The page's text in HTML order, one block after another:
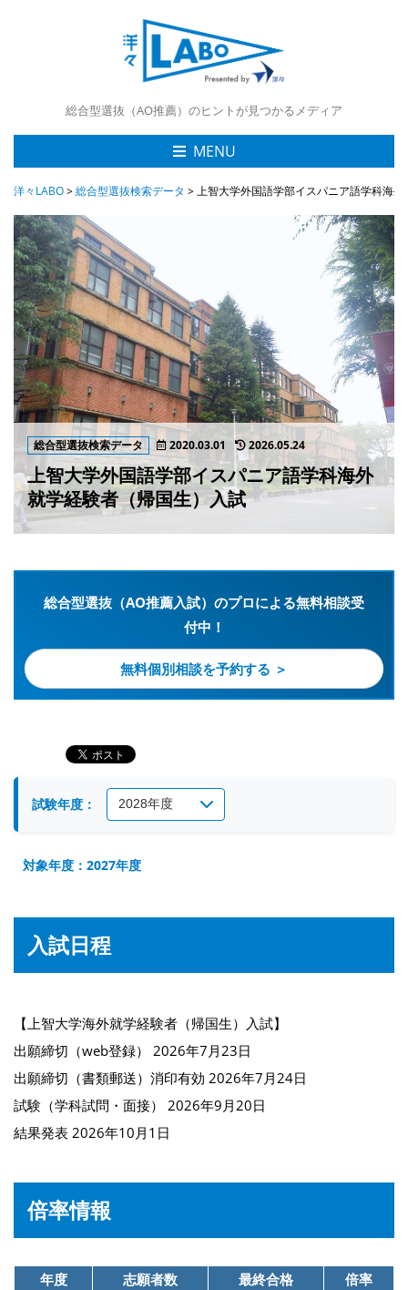
総合型選抜（AO推薦）のヒントが見つかるメディア
MENU
洋々LABO>総合型選抜検索データ >上智大学外国語学部イスパニア語学科海
総合型選抜検索データ 2020.03.01 2026.05.24
上智大学外国語学部イスパニア語学科海外
就学経験者（帰国生）入試
総合型選抜（AO推薦入試）のプロによる無料相談受
付中！
無料個別相談を予約する ＞
試験年度：
対象年度：2027年度
入試日程
【上智大学海外就学経験者（帰国生）入試】
出願締切（web登録） 2026年7月23日
出願締切（書類郵送）消印有効 2026年7月24日
試験（学科試問・面接） 2026年9月20日
結果発表 2026年10月1日
倍率情報
年度 志願者数 最終合格
倍率